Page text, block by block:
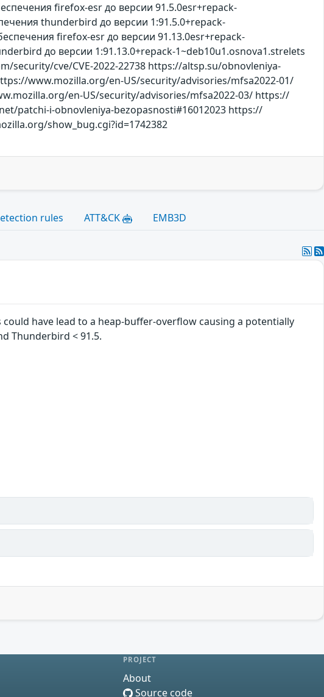
firefox-esr до версии 91.5.0esr+repack-
thunderbird до версии 1:91.5.0+repack-
firefox-esr до версии 91.13.0esr+repack-
до версии 1:91.13.0+repack-1~deb10u1.osnova1.strelets
cve/CVE-2022-22738 https://altsp.su/obnovleniya-
www.mozilla.org/en-US/security/advisories/mfsa2022-01/
en-US/security/advisories/mfsa2022-03/ https://
patchi-i-obnovleniya-bezopasnosti#16012023 https://
show_bug.cgi?id=1742382
rules ATT&CK EMB3D
have lead to a heap-buffer-overflow causing a potentially
Thunderbird < 91.5.
PROJECT
About
Source code